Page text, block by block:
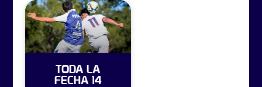
TODA LA
FECHA 14